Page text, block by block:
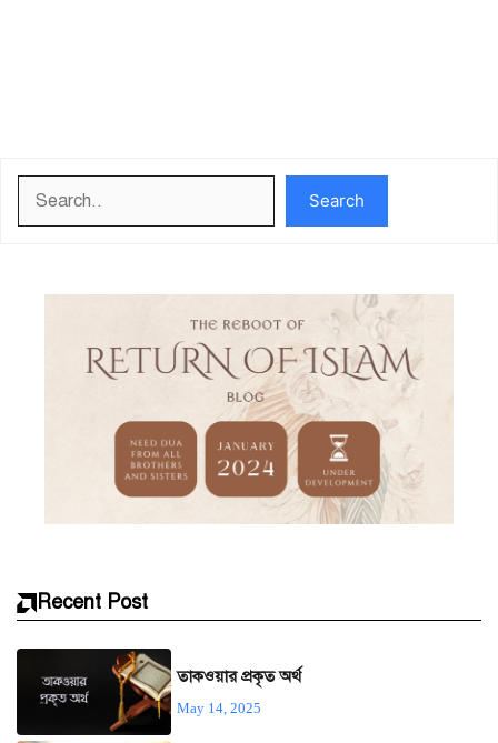
Search
Search
Recent Post
তাকওয়ার প্রকৃত অর্থ
May 14, 2025